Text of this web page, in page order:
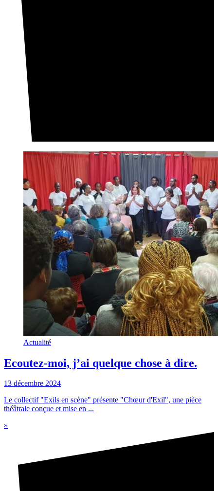
Actualité
Ecoutez-moi, j’ai quelque chose à dire.
13 décembre 2024
Le collectif "Exils en scène" présente "Chœur d'Exil", une pièce
théâtrale conçue et mise en ...
»